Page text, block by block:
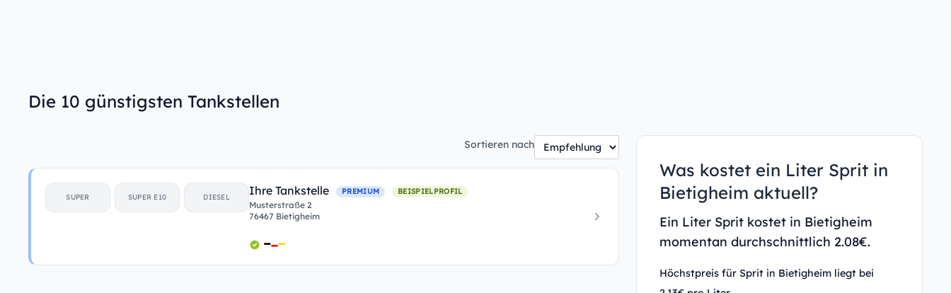
Die 10 günstigsten Tankstellen
Sortieren nach
SUPER SUPER E10 DIESEL Ihre Tankstelle PREMIUM BEISPIELPROFIL
Musterstraße 2
76467 Bietigheim
Was kostet ein Liter Sprit in
Bietigheim aktuell?
Ein Liter Sprit kostet in Bietigheim
momentan durchschnittlich 2.08€.
Höchstpreis für Sprit in Bietigheim liegt bei